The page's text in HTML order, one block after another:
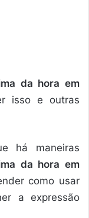
da hora em
isso e outras
há maneiras
da hora em
como usar
a expressão